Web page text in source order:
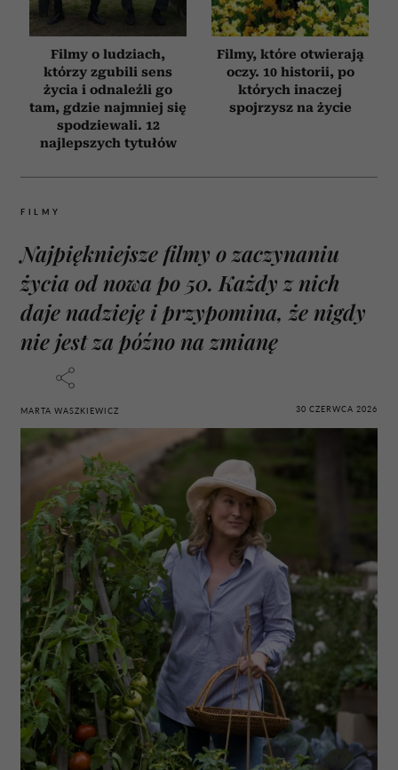
Filmy o ludziach,
którzy zgubili sens
życia i odnaleźli go
tam, gdzie najmniej się
spodziewali. 12
najlepszych tytułów
Filmy, które otwierają
oczy. 10 historii, po
których inaczej
spojrzysz na życie
FILMY
Najpiękniejsze filmy o zaczynaniu
życia od nowa po 50. Każdy z nich
daje nadzieję i przypomina, że nigdy
nie jest za późno na zmianę
MARTA WASZKIEWICZ 30 CZERWCA 2026